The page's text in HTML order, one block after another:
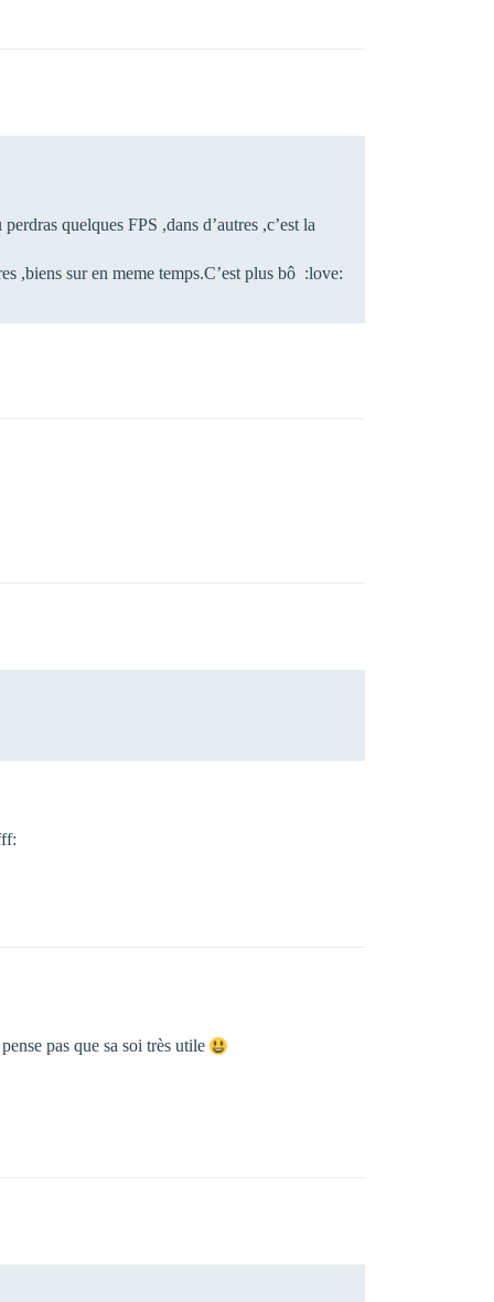
quelques FPS ,dans d’autres ,c’est la
,biens sur en meme temps.C’est plus bô :love:
pas que sa soi très utile